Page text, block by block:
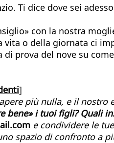
Ti dice dove sei
con la nostra
vita o della giornata ci
prova del nove su
]
più nulla, e il
bene» i tuoi figli? Quali
e condividere le
spazio di confronto a